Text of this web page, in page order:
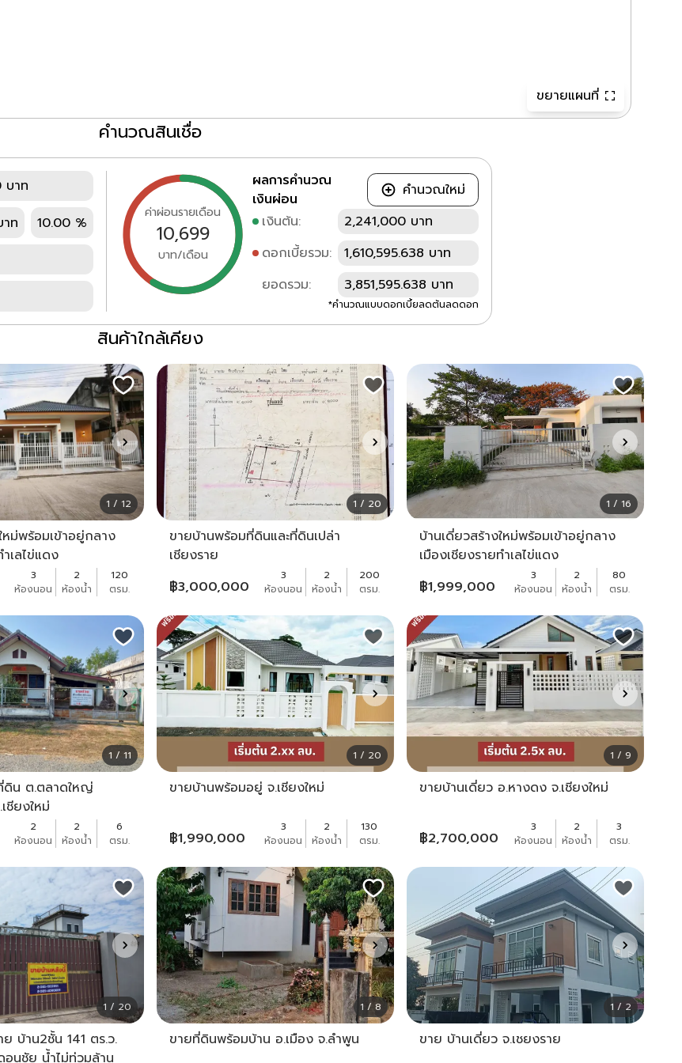
ขยายแผนที่
คำนวณสินเชื่อ
บาท
ท
10.00 %
ค่าผ่อนรายเดือน
10,699
บาท/เดือน
ผลการคำนวณ
เงินผ่อน
คำนวณใหม่
เงินต้น:
2,241,000 บาท
ดอกเบี้ยรวม:
1,610,595.638 บาท
ยอดรวม:
3,851,595.638 บาท
*คำนวณแบบดอกเบี้ยลดต้นลดดอก
สินค้าใกล้เคียง
1 / 12
หม่พร้อมเข้าอยู่กลาง
เลไข่แดง
3
ห้องนอน
2
ห้องน้ำ
120
ตรม.
1 / 20
ขายบ้านพร้อมที่ดินและที่ดินเปล่า
เชียงราย
฿3,000,000
3
ห้องนอน
2
ห้องน้ำ
200
ตรม.
1 / 16
บ้านเดี่ยวสร้างใหม่พร้อมเข้าอยู่กลาง
เมืองเชียงรายทำเลไข่แดง
฿1,999,000
3
ห้องนอน
2
ห้องน้ำ
80
ตรม.
1 / 11
ดิน ต.ตลาดใหญ่
ชียงใหม่
2
ห้องนอน
2
ห้องน้ำ
6
ตรม.
1 / 20
ขายบ้านพร้อมอยู่ จ.เชียงใหม่
฿1,990,000
3
ห้องนอน
2
ห้องน้ำ
130
ตรม.
1 / 9
ขายบ้านเดี่ยว อ.หางดง จ.เชียงใหม่
฿2,700,000
3
ห้องนอน
2
ห้องน้ำ
3
ตรม.
1 / 20
ย บ้าน2ชั้น 141 ตร.ว.
นชัย น้ำไม่ท่วมล้าน
1 / 8
ขายที่ดินพร้อมบ้าน อ.เมือง จ.ลำพูน
1 / 2
ขาย บ้านเดี่ยว จ.เชยงราย